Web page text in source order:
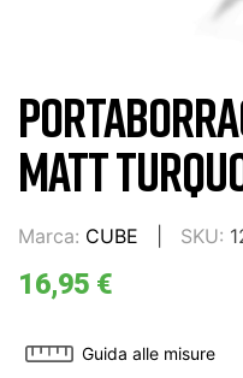
MATT
Marca: CUBE SKU:
16,95 €
Guida alle misure